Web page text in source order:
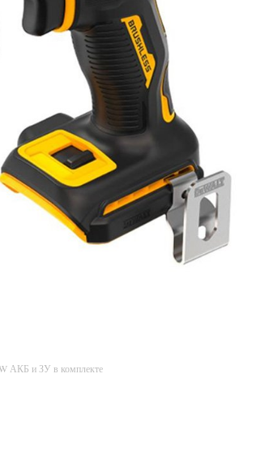
АКБ и ЗУ в комплекте